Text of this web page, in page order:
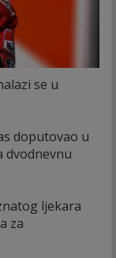
se u
doputovao u
dvodnevnu
ljekara
za